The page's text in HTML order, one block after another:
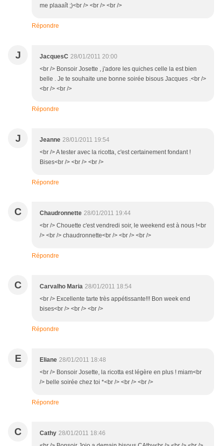
me plaaaît ;)<br /> <br /> <br />
Répondre
J JacquesC 28/01/2011 20:00
<br /> Bonsoir Josette , j'adore les quiches celle la est bien
belle . Je te souhaite une bonne soirée bisous Jacques .<br />
<br /> <br />
Répondre
J Jeanne 28/01/2011 19:54
<br /> A tester avec la ricotta, c'est certainement fondant !
Bises<br /> <br /> <br />
Répondre
C Chaudronnette 28/01/2011 19:44
<br /> Chouette c'est vendredi soir, le weekend est à nous !<br
/> <br /> chaudronnette<br /> <br /> <br />
Répondre
C Carvalho Maria 28/01/2011 18:54
<br /> Excellente tarte très appétissante!!! Bon week end
bises<br /> <br /> <br />
Répondre
E Eliane 28/01/2011 18:48
<br /> Bonsoir Josette, la ricotta est légère en plus ! miam<br
/> belle soirée chez toi *<br /> <br /> <br />
Répondre
C Cathy 28/01/2011 18:46